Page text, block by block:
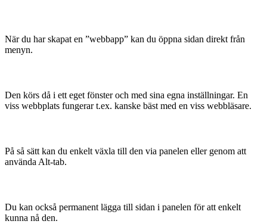
När du har skapat en ”webbapp” kan du öppna sidan direkt från
menyn.
Den körs då i ett eget fönster och med sina egna inställningar. En
viss webbplats fungerar t.ex. kanske bäst med en viss webbläsare.
På så sätt kan du enkelt växla till den via panelen eller genom att
använda Alt-tab.
Du kan också permanent lägga till sidan i panelen för att enkelt
kunna nå den.